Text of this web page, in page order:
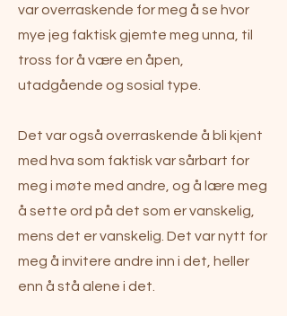
var overraskende for meg å se hvor
mye jeg faktisk gjemte meg unna, til
tross for å være en åpen,
utadgående og sosial type.
Det var også overraskende å bli kjent
med hva som faktisk var sårbart for
meg i møte med andre, og å lære meg
å sette ord på det som er vanskelig,
mens det er vanskelig. Det var nytt for
meg å invitere andre inn i det, heller
enn å stå alene i det.